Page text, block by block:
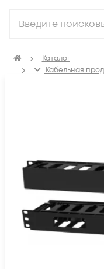
Каталог
Кабельная